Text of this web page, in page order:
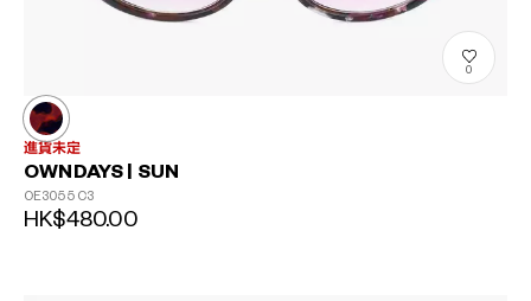
0
進貨未定
OWNDAYS | SUN
OE3055 C3
HK$480.00